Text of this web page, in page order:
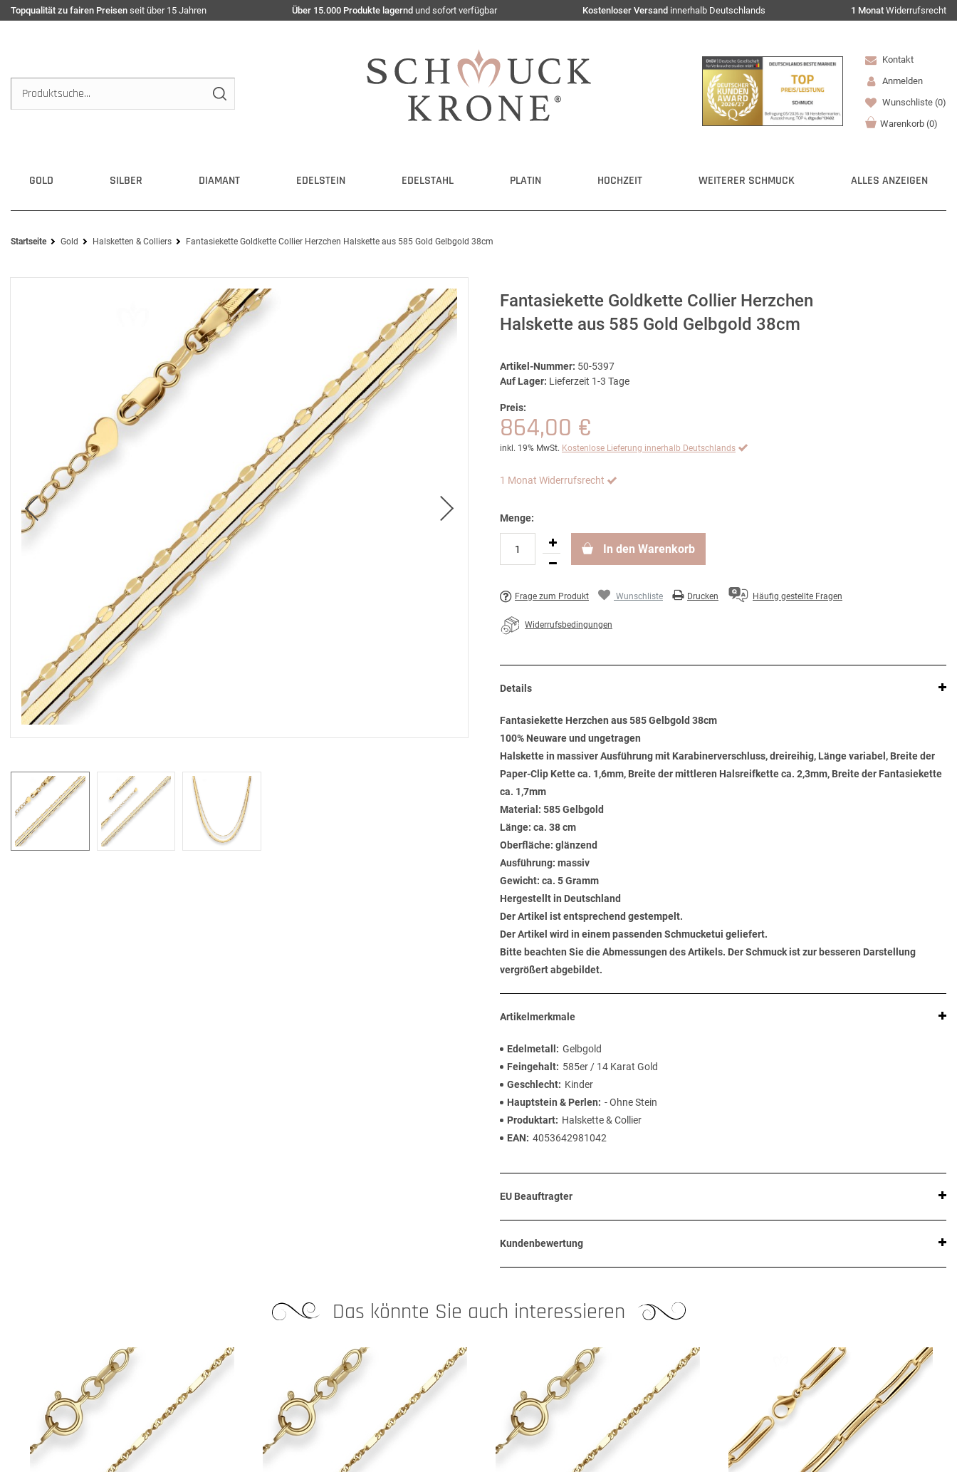
Topqualität zu fairen Preisen seit über 15 Jahren Über 15.000 Produkte lagernd und sofort verfügbar Kostenloser Versand innerhalb Deutschlands 1 Monat Widerrufsrecht
Kontakt
Anmelden
Wunschliste (0)
Warenkorb (0)
GOLD SILBER DIAMANT EDELSTEIN EDELSTAHL PLATIN HOCHZEIT WEITERER SCHMUCK ALLES ANZEIGEN
Startseite Gold Halsketten & Colliers Fantasiekette Goldkette Collier Herzchen Halskette aus 585 Gold Gelbgold 38cm
Fantasiekette Goldkette Collier Herzchen
Halskette aus 585 Gold Gelbgold 38cm
Artikel-Nummer: 50-5397
Auf Lager: Lieferzeit 1-3 Tage
Preis:
864,00 €
inkl. 19% MwSt. Kostenlose Lieferung innerhalb Deutschlands
1 Monat Widerrufsrecht
Menge:
In den Warenkorb
Frage zum Produkt Wunschliste Drucken Häufig gestellte Fragen
Widerrufsbedingungen
Details
Fantasiekette Herzchen aus 585 Gelbgold 38cm
100% Neuware und ungetragen
Halskette in massiver Ausführung mit Karabinerverschluss, dreireihig, Länge variabel, Breite der
Paper-Clip Kette ca. 1,6mm, Breite der mittleren Halsreifkette ca. 2,3mm, Breite der Fantasiekette
ca. 1,7mm
Material: 585 Gelbgold
Länge: ca. 38 cm
Oberfläche: glänzend
Ausführung: massiv
Gewicht: ca. 5 Gramm
Hergestellt in Deutschland
Der Artikel ist entsprechend gestempelt.
Der Artikel wird in einem passenden Schmucketui geliefert.
Bitte beachten Sie die Abmessungen des Artikels. Der Schmuck ist zur besseren Darstellung
vergrößert abgebildet.
Artikelmerkmale
Edelmetall
Gelbgold
Feingehalt
585er / 14 Karat Gold
Geschlecht
Kinder
Hauptstein & Perlen
- Ohne Stein
Produktart
Halskette & Collier
EAN
4053642981042
EU Beauftragter
Kundenbewertung
Das könnte Sie auch interessieren